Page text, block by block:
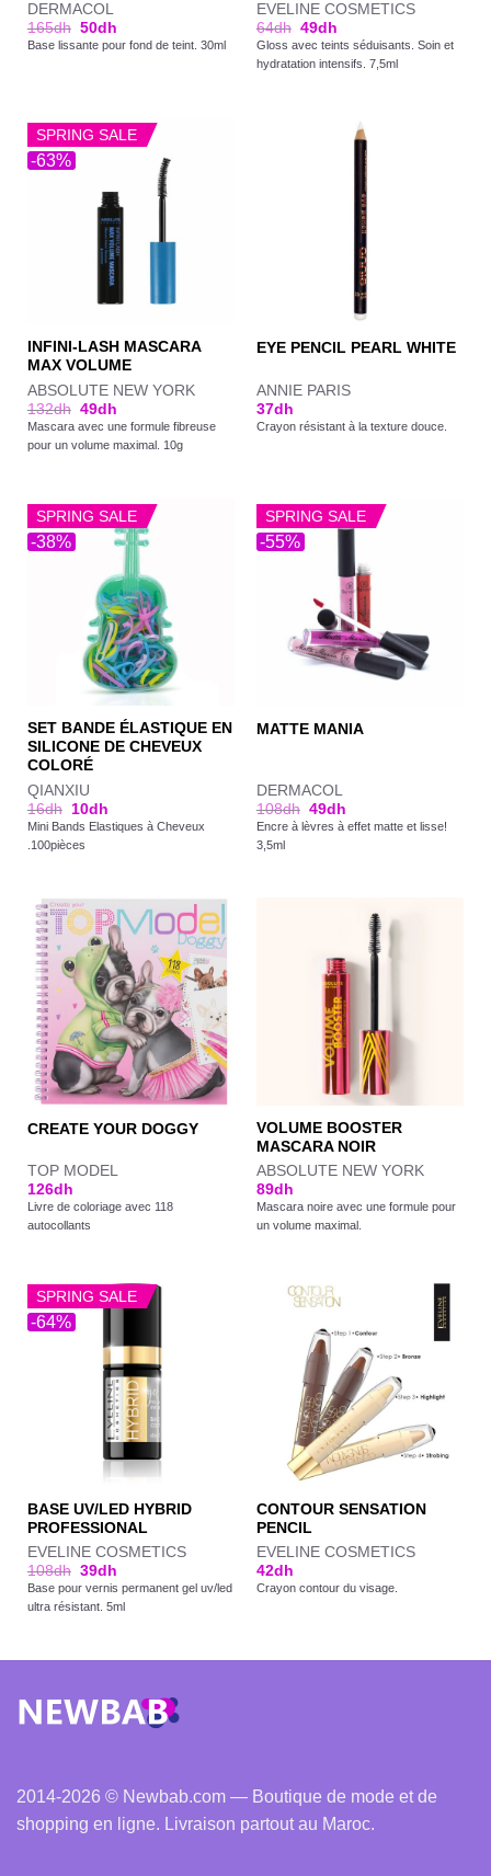
Note
4.00sur
5
DERMACOL
165dh 50dh
Base lissante pour fond de teint. 30ml
EVELINE COSMETICS
64dh 49dh
Gloss avec teints séduisants. Soin et
hydratation intensifs. 7,5ml
-63%
SPRING SALE
INFINI-LASH MASCARA
MAX VOLUME
ABSOLUTE NEW YORK
132dh 49dh
Mascara avec une formule fibreuse
pour un volume maximal. 10g
EYE PENCIL PEARL WHITE
ANNIE PARIS
37dh
Crayon résistant à la texture douce.
-38%
SPRING SALE
SET BANDE ÉLASTIQUE EN
SILICONE DE CHEVEUX
COLORÉ
QIANXIU
16dh 10dh
Mini Bands Elastiques à Cheveux
.100pièces
-55%
SPRING SALE
MATTE MANIA
DERMACOL
108dh 49dh
Encre à lèvres à effet matte et lisse!
3,5ml
CREATE YOUR DOGGY
TOP MODEL
126dh
Livre de coloriage avec 118
autocollants
VOLUME BOOSTER
MASCARA NOIR
ABSOLUTE NEW YORK
89dh
Mascara noire avec une formule pour
un volume maximal.
-64%
SPRING SALE
BASE UV/LED HYBRID
PROFESSIONAL
EVELINE COSMETICS
108dh 39dh
Base pour vernis permanent gel uv/led
ultra résistant. 5ml
CONTOUR SENSATION
PENCIL
EVELINE COSMETICS
42dh
Crayon contour du visage.
2014-2026 © Newbab.com — Boutique de mode et de
shopping en ligne. Livraison partout au Maroc.